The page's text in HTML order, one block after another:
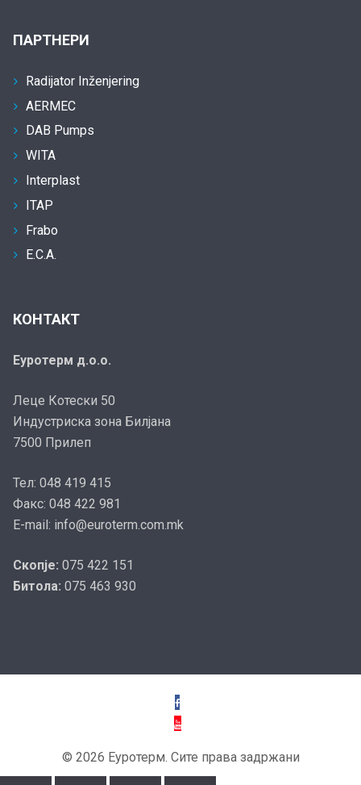
ПАРТНЕРИ
Radijator Inženjering
AERMEC
DAB Pumps
WITA
Interplast
ITAP
Frabo
E.C.A.
КОНТАКТ
Еуротерм д.о.о.
Леце Котески 50
Индустриска зона Билјана
7500 Прилеп
Тел: 048 419 415
Факс: 048 422 981
E-mail: info@euroterm.com.mk
Скопје: 075 422 151
Битола: 075 463 930
© 2026 Еуротерм. Сите права задржани